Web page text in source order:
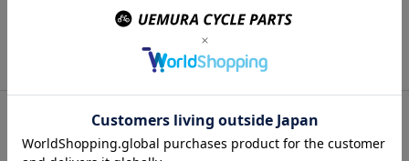
20％引き
標準価格(税込)
販売価格(税込) 15,840円
PEARLIZUMI (パールイズミ) W798-
3DNP ブライト タイツ 10度対応 2.トワ
イライト